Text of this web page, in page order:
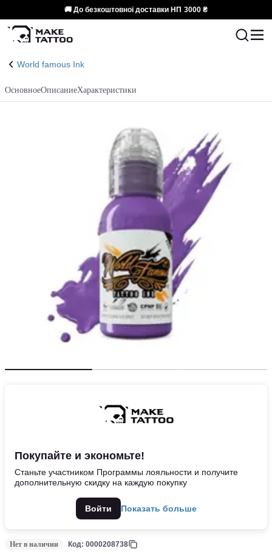
🚚 До безкоштовної доставки НП 3000 ₴
World famous Ink
ОсновноеОписаниеХарактеристики
Покупайте и экономьте!
Станьте участником Программы лояльности и получите
дополнительную скидку на каждую покупку
Войти Показать больше
Нет в наличии Код: 0000208738